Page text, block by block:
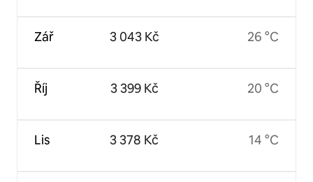
Zář
Říj
Lis
3 043 Kč
3 399 Kč
3 378 Kč
26 °C
20 °C
14 °C